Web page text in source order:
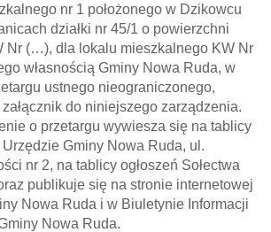
nr 1 położonego w Dzikowcu
działki nr 45/1 o powierzchni
Nr (…), dla lokalu mieszkalnego KW Nr
własnością Gminy Nowa Ruda, w
ustnego nieograniczonego,
do niniejszego zarządzenia.
o przetargu wywiesza się na tablicy
Urzędzie Gminy Nowa Ruda, ul.
nr 2, na tablicy ogłoszeń Sołectwa
publikuje się na stronie internetowej
Nowa Ruda i w Biuletynie Informacji
Nowa Ruda.